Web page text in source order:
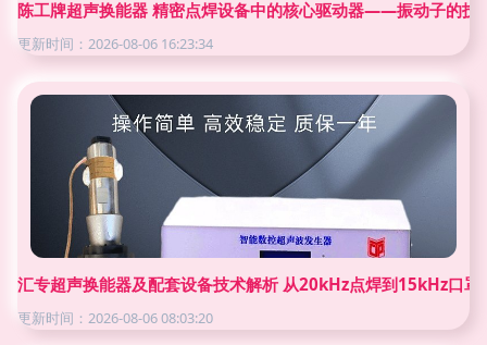
陈工牌超声换能器 精密点焊设备中的核心驱动器——振动子的技
更新时间：2026-08-06 16:23:34
汇专超声换能器及配套设备技术解析 从20kHz点焊到15kHz口罩
更新时间：2026-08-06 08:03:20